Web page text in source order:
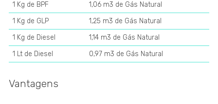
1 Kg de BPF
1,06 m3 de Gás Natural
1 Kg de GLP
1,25 m3 de Gás Natural
1 Kg de Diesel
1,14 m3 de Gás Natural
1 Lt de Diesel
0,97 m3 de Gás Natural
Vantagens